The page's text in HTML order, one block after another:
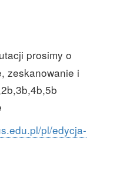
prosimy o
zeskanowanie i
pl/edycja-